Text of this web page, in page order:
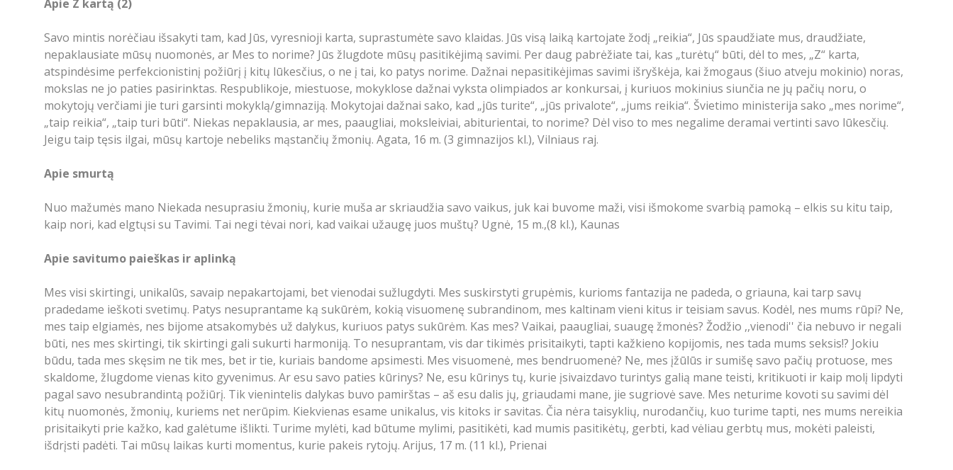
Apie Z kartą (2)
Savo mintis norėčiau išsakyti tam, kad Jūs, vyresnioji karta, suprastumėte savo klaidas. Jūs visą laiką kartojate žodį „reikia“, Jūs spaudžiate mus, draudžiate,
nepaklausiate mūsų nuomonės, ar Mes to norime? Jūs žlugdote mūsų pasitikėjimą savimi. Per daug pabrėžiate tai, kas „turėtų“ būti, dėl to mes, „Z“ karta,
atspindėsime perfekcionistinį požiūrį į kitų lūkesčius, o ne į tai, ko patys norime. Dažnai nepasitikėjimas savimi išryškėja, kai žmogaus (šiuo atveju mokinio) noras,
mokslas ne jo paties pasirinktas. Respublikoje, miestuose, mokyklose dažnai vyksta olimpiados ar konkursai, į kuriuos mokinius siunčia ne jų pačių noru, o
mokytojų verčiami jie turi garsinti mokyklą/gimnaziją. Mokytojai dažnai sako, kad „jūs turite“, „jūs privalote“, „jums reikia“. Švietimo ministerija sako „mes norime“,
„taip reikia“, „taip turi būti“. Niekas nepaklausia, ar mes, paaugliai, moksleiviai, abiturientai, to norime? Dėl viso to mes negalime deramai vertinti savo lūkesčių.
Jeigu taip tęsis ilgai, mūsų kartoje nebeliks mąstančių žmonių. Agata, 16 m. (3 gimnazijos kl.), Vilniaus raj.
Apie smurtą
Nuo mažumės mano Niekada nesuprasiu žmonių, kurie muša ar skriaudžia savo vaikus, juk kai buvome maži, visi išmokome svarbią pamoką – elkis su kitu taip,
kaip nori, kad elgtųsi su Tavimi. Tai negi tėvai nori, kad vaikai užaugę juos muštų? Ugnė, 15 m.,(8 kl.), Kaunas
Apie savitumo paieškas ir aplinką
Mes visi skirtingi, unikalūs, savaip nepakartojami, bet vienodai sužlugdyti. Mes suskirstyti grupėmis, kurioms fantazija ne padeda, o griauna, kai tarp savų
pradedame ieškoti svetimų. Patys nesuprantame ką sukūrėm, kokią visuomenę subrandinom, mes kaltinam vieni kitus ir teisiam savus. Kodėl, nes mums rūpi? Ne,
mes taip elgiamės, nes bijome atsakomybės už dalykus, kuriuos patys sukūrėm. Kas mes? Vaikai, paaugliai, suaugę žmonės? Žodžio ,,vienodi'' čia nebuvo ir negali
būti, nes mes skirtingi, tik skirtingi gali sukurti harmoniją. To nesuprantam, vis dar tikimės prisitaikyti, tapti kažkieno kopijomis, nes tada mums seksis!? Jokiu
būdu, tada mes skęsim ne tik mes, bet ir tie, kuriais bandome apsimesti. Mes visuomenė, mes bendruomenė? Ne, mes įžūlūs ir sumišę savo pačių protuose, mes
skaldome, žlugdome vienas kito gyvenimus. Ar esu savo paties kūrinys? Ne, esu kūrinys tų, kurie įsivaizdavo turintys galią mane teisti, kritikuoti ir kaip molį lipdyti
pagal savo nesubrandintą požiūrį. Tik vienintelis dalykas buvo pamirštas – aš esu dalis jų, griaudami mane, jie sugriovė save. Mes neturime kovoti su savimi dėl
kitų nuomonės, žmonių, kuriems net nerūpim. Kiekvienas esame unikalus, vis kitoks ir savitas. Čia nėra taisyklių, nurodančių, kuo turime tapti, nes mums nereikia
prisitaikyti prie kažko, kad galėtume išlikti. Turime mylėti, kad būtume mylimi, pasitikėti, kad mumis pasitikėtų, gerbti, kad vėliau gerbtų mus, mokėti paleisti,
išdrįsti padėti. Tai mūsų laikas kurti momentus, kurie pakeis rytojų. Arijus, 17 m. (11 kl.), Prienai